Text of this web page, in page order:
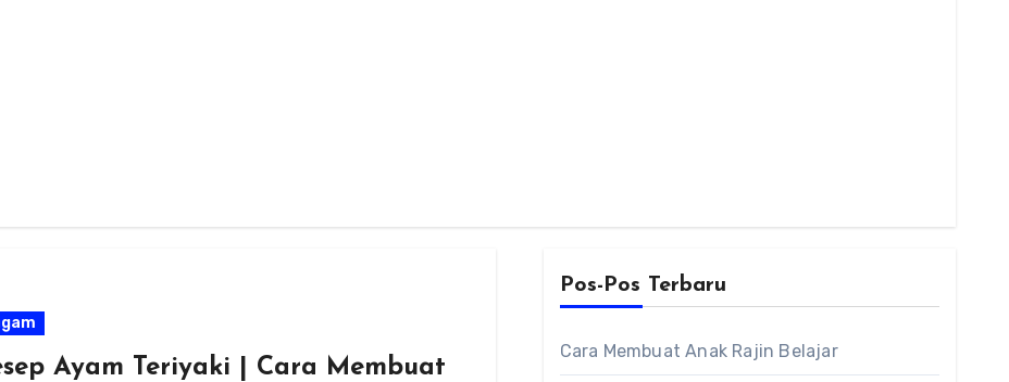
Ayam Teriyaki | Cara Membuat
Pos-Pos Terbaru
Cara Membuat Anak Rajin Belajar